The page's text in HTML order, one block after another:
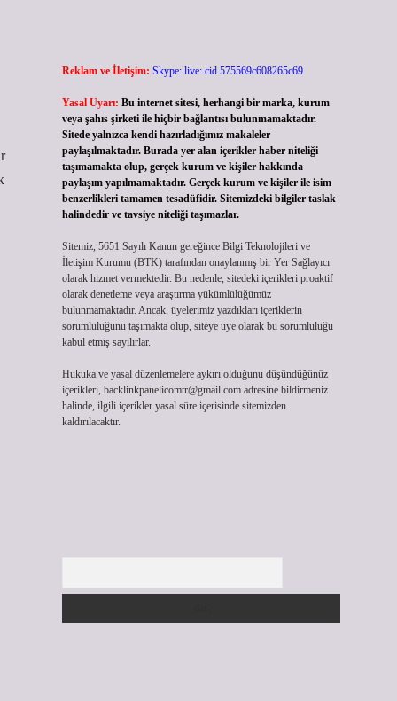
Reklam ve İletişim: Skype: live:.cid.575569c608265c69
Yasal Uyarı: Bu internet sitesi, herhangi bir marka, kurum
veya şahıs şirketi ile hiçbir bağlantısı bulunmamaktadır.
Sitede yalnızca kendi hazırladığımız makaleler
paylaşılmaktadır. Burada yer alan içerikler haber niteliği
taşımamakta olup, gerçek kurum ve kişiler hakkında
paylaşım yapılmamaktadır. Gerçek kurum ve kişiler ile isim
benzerlikleri tamamen tesadüfidir. Sitemizdeki bilgiler taslak
halindedir ve tavsiye niteliği taşımazlar.
Sitemiz, 5651 Sayılı Kanun gereğince Bilgi Teknolojileri ve
İletişim Kurumu (BTK) tarafından onaylanmış bir Yer Sağlayıcı
olarak hizmet vermektedir. Bu nedenle, sitedeki içerikleri proaktif
olarak denetleme veya araştırma yükümlülüğümüz
bulunmamaktadır. Ancak, üyelerimiz yazdıkları içeriklerin
sorumluluğunu taşımakta olup, siteye üye olarak bu sorumluluğu
kabul etmiş sayılırlar.
Hukuka ve yasal düzenlemelere aykırı olduğunu düşündüğünüz
içerikleri, backlinkpanelicomtr@gmail.comadresine bildirmeniz
halinde, ilgili içerikler yasal süre içerisinde sitemizden
kaldırılacaktır.